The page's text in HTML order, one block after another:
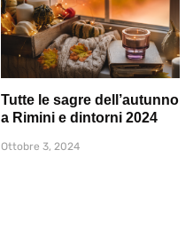
Tutte le sagre dell’autunno
a Rimini e dintorni 2024
Ottobre 3, 2024